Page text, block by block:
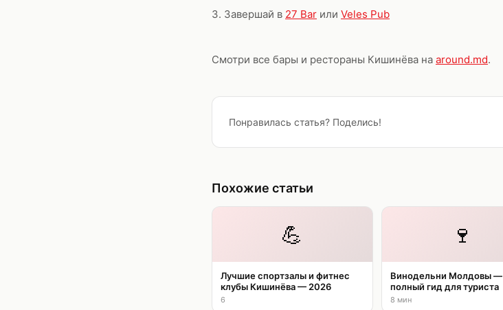
3. Завершай в 27 Bar или Veles Pub
Смотри все бары и рестораны Кишинёва на around.md.
Понравилась статья? Поделись!
Похожие статьи
💪
Лучшие спортзалы и фитнес
клубы Кишинёва — 2026
6
🍷
Винодельни Молдовы —
полный гид для туриста
8 мин